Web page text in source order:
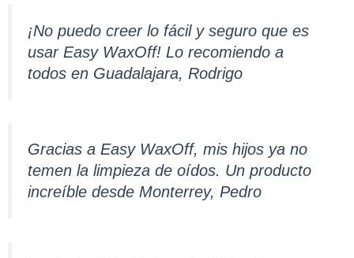
¡No puedo creer lo fácil y seguro que es
usar Easy WaxOff! Lo recomiendo a
todos en Guadalajara, Rodrigo
Gracias a Easy WaxOff, mis hijos ya no
temen la limpieza de oídos. Un producto
increíble desde Monterrey, Pedro